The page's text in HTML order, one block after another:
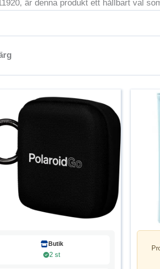
är denna produkt ett hållbart val
Butik
2 st